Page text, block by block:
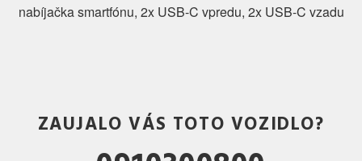
nabíjačka smartfónu, 2x USB-C vpredu, 2x USB-C vzadu
ZAUJALO VÁS TOTO VOZIDLO?